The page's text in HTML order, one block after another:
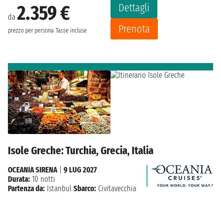
da 2.359 €
prezzo per persona Tasse incluse
Dettagli
Prenota
Isole Greche: Turchia, Grecia, Italia
OCEANIA SIRENA| 9 LUG 2027
Durata: 10 notti
Partenza da: Istanbul Sbarco: Civitavecchia